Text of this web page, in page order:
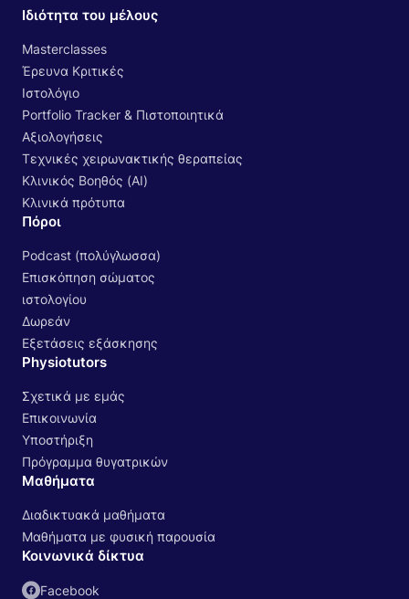
Ιδιότητα του μέλους
Masterclasses
Έρευνα Κριτικές
Ιστολόγιο
Portfolio Tracker & Πιστοποιητικά
Αξιολογήσεις
Τεχνικές χειρωνακτικής θεραπείας
Κλινικός Βοηθός (AI)
Κλινικά πρότυπα
Πόροι
Podcast (πολύγλωσσα)
Επισκόπηση σώματος
ιστολογίου
Δωρεάν
Εξετάσεις εξάσκησης
Physiotutors
Σχετικά με εμάς
Επικοινωνία
Υποστήριξη
Πρόγραμμα θυγατρικών
Μαθήματα
Διαδικτυακά μαθήματα
Μαθήματα με φυσική παρουσία
Κοινωνικά δίκτυα
Facebook